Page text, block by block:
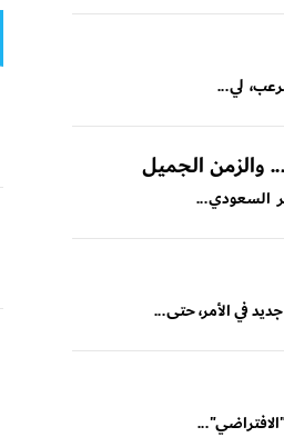
لي...
والزمن الجميل
في الأمر، حتى...